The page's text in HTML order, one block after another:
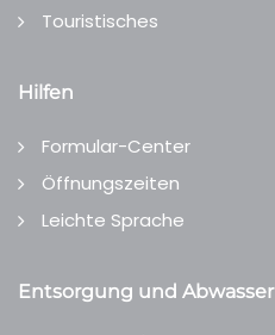
Touristisches
Hilfen
Formular-Center
Öffnungszeiten
Leichte Sprache
Entsorgung und Abwasser